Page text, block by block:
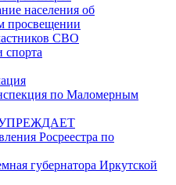
населения об
просвещении
СВО
спорта
по Маломерным
Росреестра по
губернатора Иркутской